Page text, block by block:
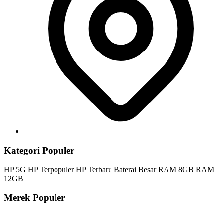
Kategori Populer
HP 5G HP Terpopuler HP Terbaru Baterai Besar RAM 8GB RAM
12GB
Merek Populer